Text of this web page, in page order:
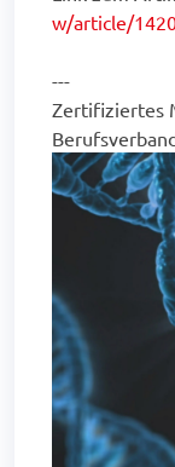
w/article/
---
Zertifiziertes